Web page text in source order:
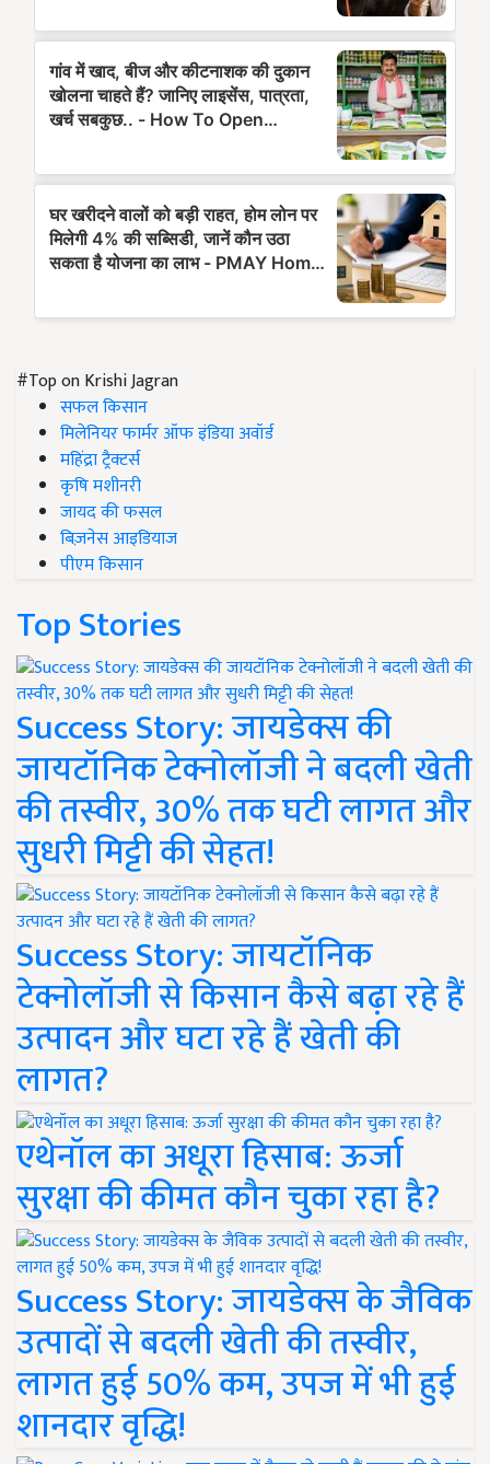
#Top on Krishi Jagran
सफल किसान
मिलेनियर फार्मर ऑफ इंडिया अवॉर्ड
महिंद्रा ट्रैक्टर्स
कृषि मशीनरी
जायद की फसल
बिज़नेस आइडियाज
पीएम किसान
Top Stories
Success Story: जायडेक्स की
जायटॉनिक टेक्नोलॉजी ने बदली खेती
की तस्वीर, 30% तक घटी लागत और
सुधरी मिट्टी की सेहत!
Success Story: जायटॉनिक
टेक्नोलॉजी से किसान कैसे बढ़ा रहे हैं
उत्पादन और घटा रहे हैं खेती की
लागत?
एथेनॉल का अधूरा हिसाब: ऊर्जा
सुरक्षा की कीमत कौन चुका रहा है?
Success Story: जायडेक्स के जैविक
उत्पादों से बदली खेती की तस्वीर,
लागत हुई 50% कम, उपज में भी हुई
शानदार वृद्धि!